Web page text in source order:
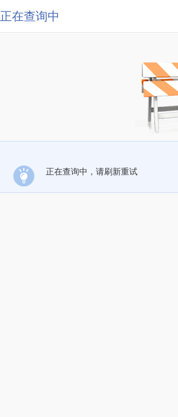
正在查询中
正在查询中，请刷新重试